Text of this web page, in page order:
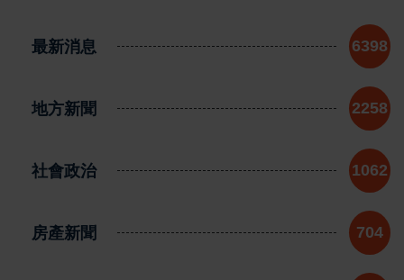
最新消息 6398
地方新聞 2258
社會政治 1062
房產新聞 704